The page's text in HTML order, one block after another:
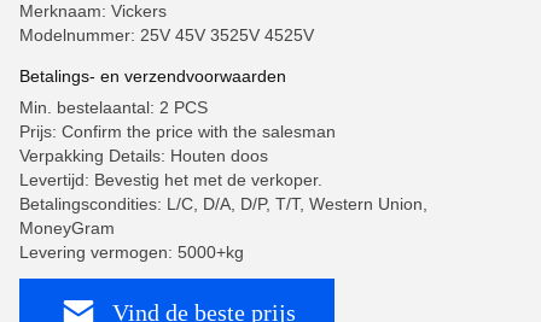
Merknaam: Vickers
Modelnummer: 25V 45V 3525V 4525V
Betalings- en verzendvoorwaarden
Min. bestelaantal: 2 PCS
Prijs: Confirm the price with the salesman
Verpakking Details: Houten doos
Levertijd: Bevestig het met de verkoper.
Betalingscondities: L/C, D/A, D/P, T/T, Western Union,
MoneyGram
Levering vermogen: 5000+kg
Vind de beste prijs